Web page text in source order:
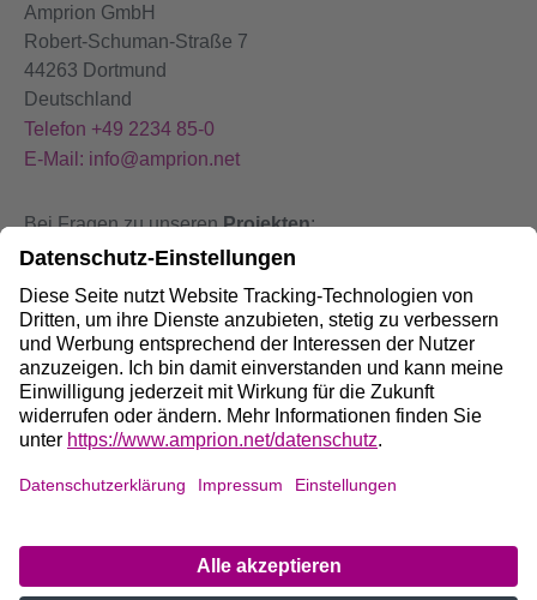
Amprion GmbH
Robert-Schuman-Straße 7
44263 Dortmund
Deutschland
Telefon +49 2234 85-0
E-Mail: info@amprion.net
Bei Fragen zu unserenProjekten:
+49 800 584 9000
BeiStörungen an unseren Anlagen:
+49 800 490 4000
Social Media:
Datenschutz